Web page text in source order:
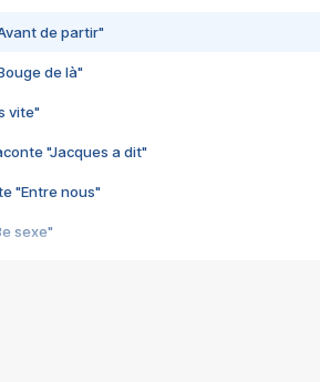
de partir"
de là"
vite"
"Jacques a dit"
"Entre nous"
sexe"